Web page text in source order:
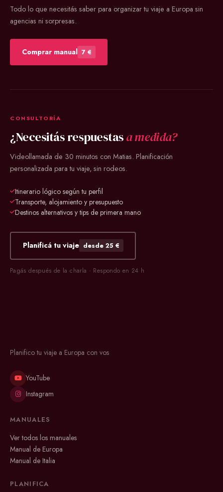
Todo lo que necesitás saber para organizar tu viaje a Europa sin
agencias ni sorpresas.
Comprar manual 7 €
CONSULTORÍA
¿Necesitás respuestasa medida?
Videollamada de 30 minutos con Matias. Planificación
personalizada para tu viaje, sin rodeos.
Itinerario lógico según tu perfil
Transporte, alojamiento y presupuesto
Destinos alternativos y tips de primera mano
Planificá tu viaje desde 25 €
Pagás después de la charla · Respondo en 24 h
Planifico tu viaje a Europa con vos
YouTube
Instagram
MANUALES
Ver todos los manuales
Manual de Europa
Manual de Italia
PLANIFICA